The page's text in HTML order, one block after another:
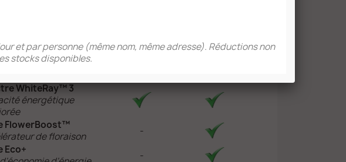
complet
floraison
WhiteRay™ 3
énergétique
FlowerBoost™
de floraison
-
Eco+
-
et par personne (même nom, même adresse). Réductions non
stocks disponibles.